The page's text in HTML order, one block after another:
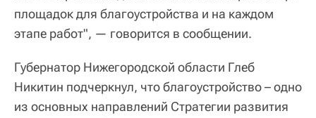
площадок для благоустройства и на каждом
этапе работ", — говорится в сообщении.
Губернатор Нижегородской области Глеб
Никитин подчеркнул, что благоустройство – одно
из основных направлений Стратегии развития